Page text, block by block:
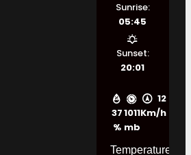
37
%
1011
mb
12
Km/h
Sunrise:
05:45
Sunset:
20:01